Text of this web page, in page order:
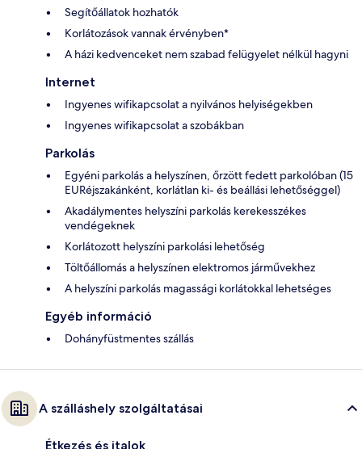
Segítőállatok hozhatók
Korlátozások vannak érvényben*
A házi kedvenceket nem szabad felügyelet nélkül hagyni
Internet
Ingyenes wifikapcsolat a nyilvános helyiségekben
Ingyenes wifikapcsolat a szobákban
Parkolás
Egyéni parkolás a helyszínen, őrzött fedett parkolóban (15
EURéjszakánként, korlátlan ki- és beállási lehetőséggel)
Akadálymentes helyszíni parkolás kerekesszékes
vendégeknek
Korlátozott helyszíni parkolási lehetőség
Töltőállomás a helyszínen elektromos járművekhez
A helyszíni parkolás magassági korlátokkal lehetséges
Egyéb információ
Dohányfüstmentes szállás
A szálláshely szolgáltatásai
Étkezés és italok